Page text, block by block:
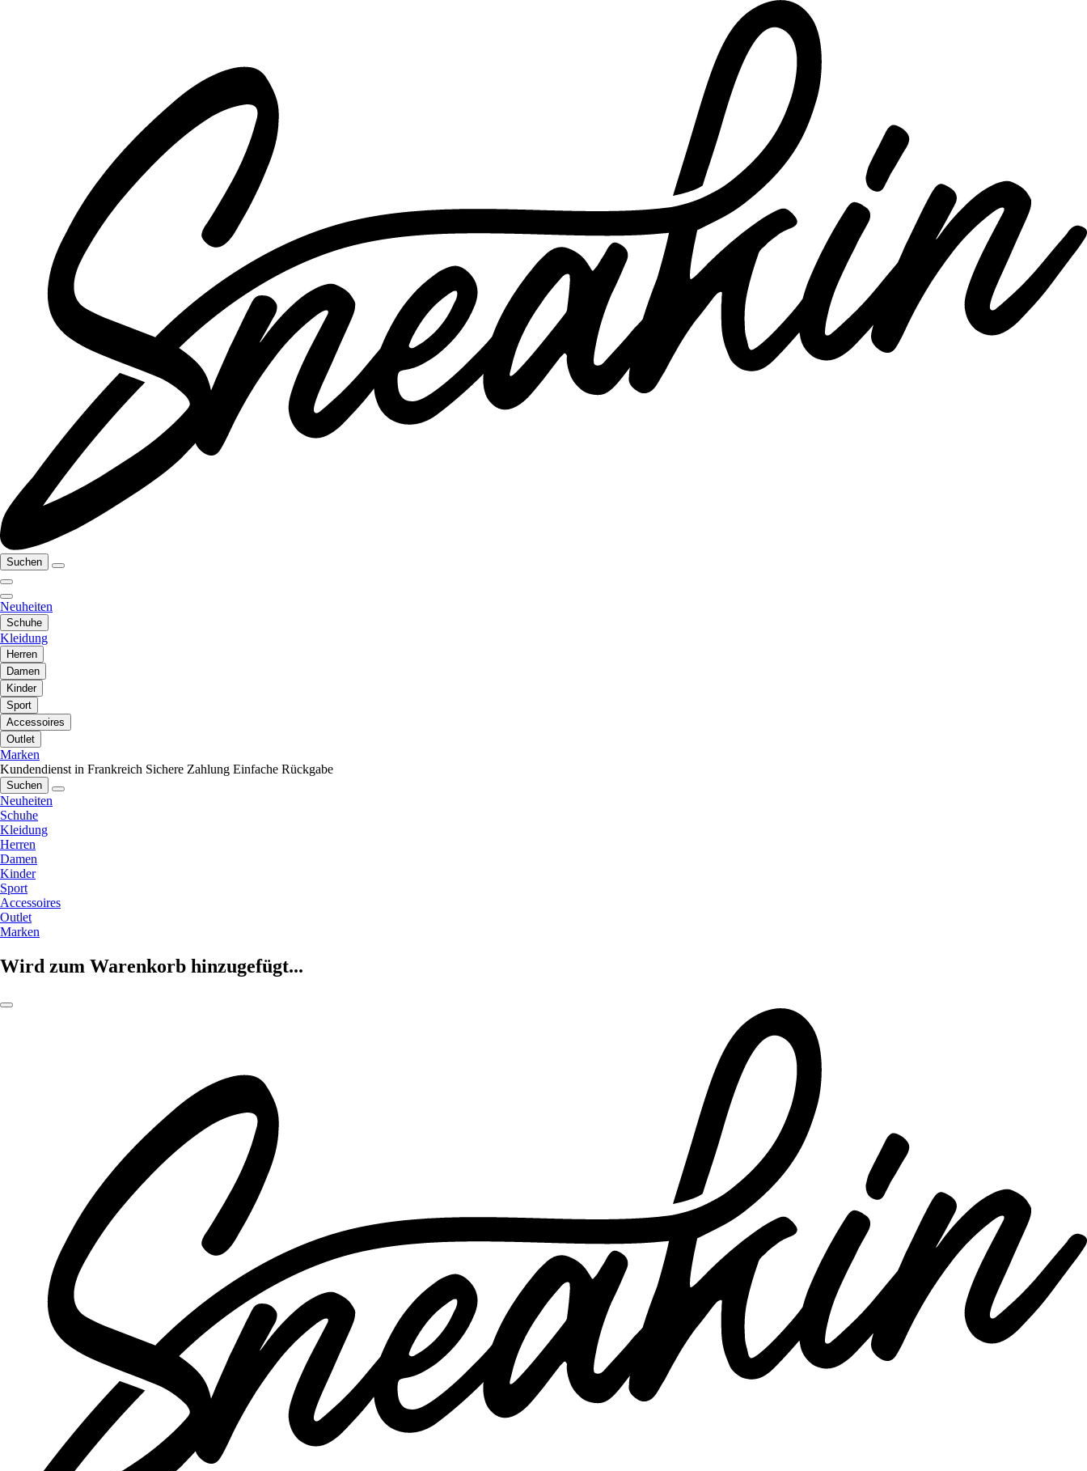
Suchen
Neuheiten
Schuhe
Kleidung
Herren
Damen
Kinder
Sport
Accessoires
Outlet
Marken
Kundendienst in Frankreich Sichere Zahlung Einfache Rückgabe
Suchen
Neuheiten
Schuhe
Kleidung
Herren
Damen
Kinder
Sport
Accessoires
Outlet
Marken
Wird zum Warenkorb hinzugefügt...